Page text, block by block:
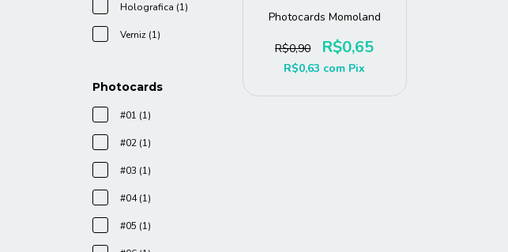
Holografica (1)
Verniz (1)
Photocards
#01 (1)
#02 (1)
#03 (1)
#04 (1)
#05 (1)
Photocards Momoland
R$0,90 R$0,65
R$0,63 com Pix